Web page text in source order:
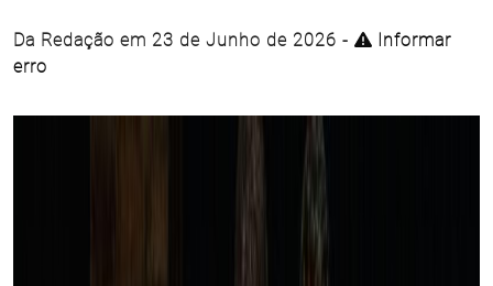
Da Redação em 23 de Junho de 2026 -
Informar
erro